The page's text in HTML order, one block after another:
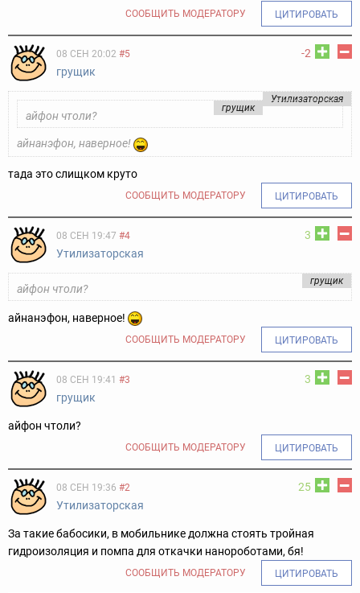
СООБЩИТЬ МОДЕРАТОРУ ЦИТИРОВАТЬ
-2
08 СЕН 20:02 #5
грущик
Утилизаторская
грущик
айфон чтоли?
айнанэфон, наверное!
тада это слищком круто
СООБЩИТЬ МОДЕРАТОРУ ЦИТИРОВАТЬ
3
08 СЕН 19:47 #4
Утилизаторская
грущик
айфон чтоли?
айнанэфон, наверное!
СООБЩИТЬ МОДЕРАТОРУ ЦИТИРОВАТЬ
3
08 СЕН 19:41 #3
грущик
айфон чтоли?
СООБЩИТЬ МОДЕРАТОРУ ЦИТИРОВАТЬ
25
08 СЕН 19:36 #2
Утилизаторская
За такие бабосики, в мобильнике должна стоять тройная
гидроизоляция и помпа для откачки нанороботами, бя!
СООБЩИТЬ МОДЕРАТОРУ ЦИТИРОВАТЬ